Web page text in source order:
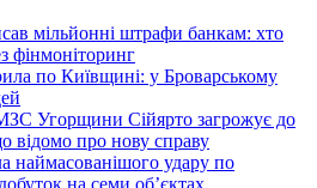
мільйонні штрафи банкам: хто
фінмоніторинг
по Київщині: у Броварському
Угорщини Сійярто загрожує до
відомо про нову справу
наймасованішого удару по